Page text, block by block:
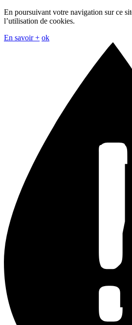
En poursuivant votre navigation sur ce
l’utilisation de cookies.
En savoir + ok